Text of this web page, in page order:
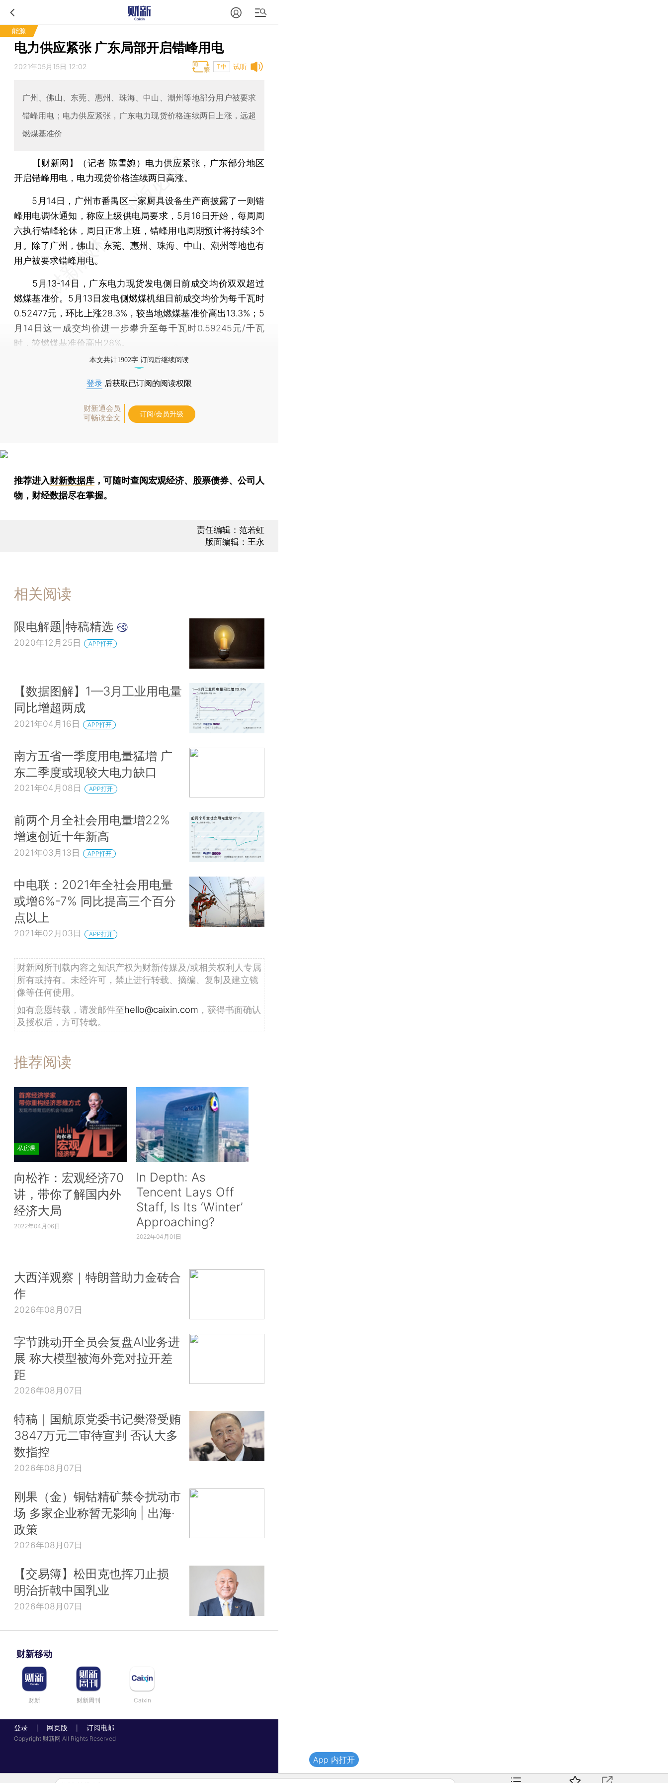
能源
电力供应紧张 广东局部开启错峰用电
试听
2021年05月15日 12:02 T中
广州、佛山、东莞、惠州、珠海、中山、潮州等地部分用户被要求
错峰用电；电力供应紧张，广东电力现货价格连续两日上涨，远超
燃煤基准价
【财新网】（记者 陈雪婉） 电力供应紧张，广东部分地区
开启错峰用电，电力现货价格连续两日高涨。
5月14日，广州市番禺区一家厨具设备生产商披露了一则错
峰用电调休通知，称应上级供电局要求，5月16日开始，每周周
六执行错峰轮休，周日正常上班，错峰用电周期预计将持续3个
月。除了广州，佛山、东莞、惠州、珠海、中山、潮州等地也有
用户被要求错峰用电。
5月13-14日，广东电力现货发电侧日前成交均价双双超过
燃煤基准价。5月13日发电侧燃煤机组日前成交均价为每千瓦时
0.52477元，环比上涨28.3%，较当地燃煤基准价高出13.3%；5
月14日这一成交均价进一步攀升至每千瓦时0.59245元/千瓦
时，较燃煤基准价高出28%。
本文共计1902字 订阅后继续阅读
登录 后获取已订阅的阅读权限
财新通会员
可畅读全文
订阅/会员升级
推荐进入财新数据库 ，可随时查阅宏观经济、股票债券、公司人
物，财经数据尽在掌握。
责任编辑：范若虹
版面编辑：王永
相关阅读
限电解题|特稿精选
2020年12月25日 APP打开
【数据图解】1—3月工业用电量
同比增超两成
2021年04月16日 APP打开
南方五省一季度用电量猛增 广
东二季度或现较大电力缺口
2021年04月08日 APP打开
前两个月全社会用电量增22%
增速创近十年新高
2021年03月13日 APP打开
中电联：2021年全社会用电量
或增6%-7% 同比提高三个百分
点以上
2021年02月03日 APP打开
财新网所刊载内容之知识产权为财新传媒及/或相关权利人专属
所有或持有。未经许可，禁止进行转载、摘编、复制及建立镜
像等任何使用。
如有意愿转载，请发邮件至hello@caixin.com ，获得书面确认
及授权后，方可转载。
推荐阅读
私房课
向松祚：宏观经济70
讲，带你了解国内外
经济大局
2022年04月06日
In Depth: As
Tencent Lays Off
Staff, Is Its ‘Winter’
Approaching?
2022年04月01日
大西洋观察｜特朗普助力金砖合
作
2026年08月07日
字节跳动开全员会复盘AI业务进
展 称大模型被海外竞对拉开差
距
2026年08月07日
特稿｜国航原党委书记樊澄受贿
3847万元二审待宣判 否认大多
数指控
2026年08月07日
刚果（金）铜钴精矿禁令扰动市
场 多家企业称暂无影响 | 出海·
政策
2026年08月07日
【交易簿】松田克也挥刀止损
明治折戟中国乳业
2026年08月07日
财新移动
财新 财新周刊 Caixin
登录 网页版 订阅电邮
Copyright 财新网 All Rights Reserved
App 内打开